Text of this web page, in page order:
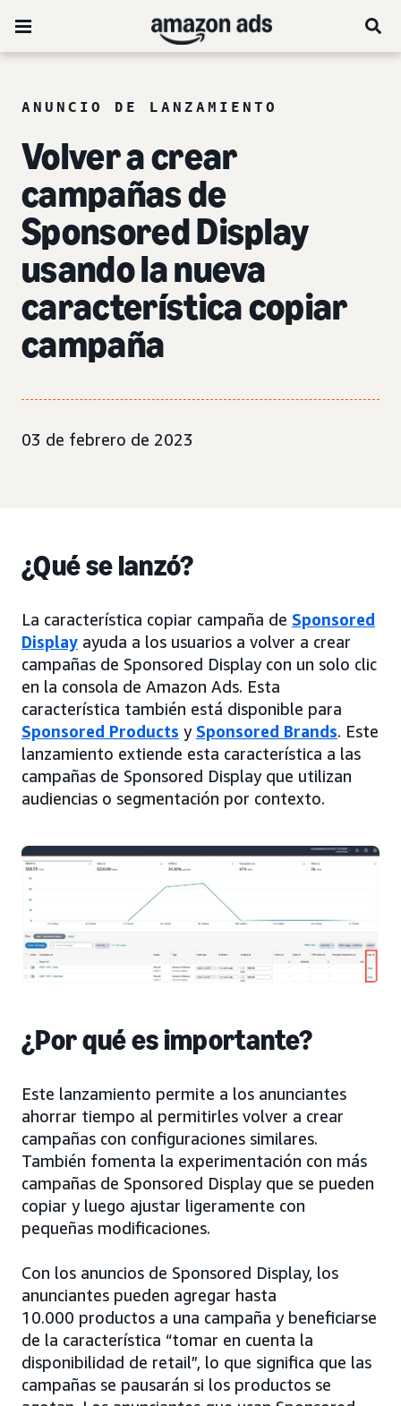
ANUNCIO DE LANZAMIENTO
Volver a crear
campañas de
Sponsored Display
usando la nueva
característica copiar
campaña
03 de febrero de 2023
¿Qué se lanzó?
La característica copiar campaña de Sponsored
Display ayuda a los usuarios a volver a crear
campañas de Sponsored Display con un solo clic
en la consola de Amazon Ads. Esta
característica también está disponible para
Sponsored Products y Sponsored Brands. Este
lanzamiento extiende esta característica a las
campañas de Sponsored Display que utilizan
audiencias o segmentación por contexto.
¿Por qué es importante?
Este lanzamiento permite a los anunciantes
ahorrar tiempo al permitirles volver a crear
campañas con configuraciones similares.
También fomenta la experimentación con más
campañas de Sponsored Display que se pueden
copiar y luego ajustar ligeramente con
pequeñas modificaciones.
Con los anuncios de Sponsored Display, los
anunciantes pueden agregar hasta
10.000 productos a una campaña y beneficiarse
de la característica “tomar en cuenta la
disponibilidad de retail”, lo que significa que las
campañas se pausarán si los productos se